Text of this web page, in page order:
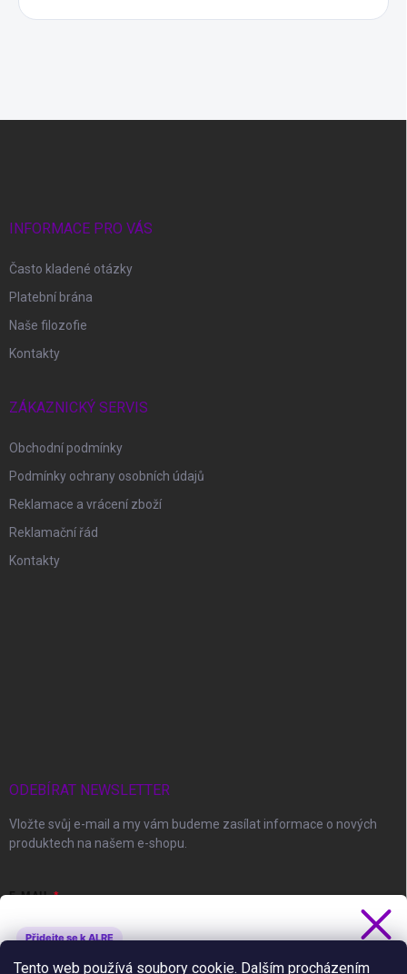
Tento web používá soubory cookie. Dalším procházením
INFORMACE PRO VÁS
Často kladené otázky
Platební brána
Naše filozofie
Kontakty
ZÁKAZNICKÝ SERVIS
Obchodní podmínky
Podmínky ochrany osobních údajů
Reklamace a vrácení zboží
Reklamační řád
Kontakty
ODEBÍRAT NEWSLETTER
Vložte svůj e-mail a my vám budeme zasílat informace o nových
produktech na našem e-shopu.
E-MAIL
Přidejte se k ALRE
Získejte 5 % slevu